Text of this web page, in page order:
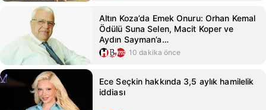
Altın Koza’da Emek Onuru: Orhan Kemal
Ödülü Suna Selen, Macit Koper ve
Aydın Sayman’a…
10 dakika önce
Ece Seçkin hakkında 3,5 aylık hamilelik
iddiası